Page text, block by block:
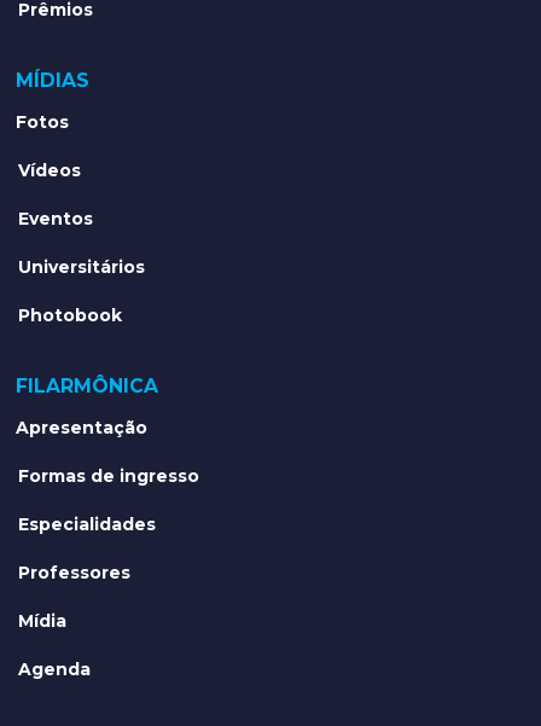
Prêmios
MÍDIAS
Fotos
Vídeos
Eventos
Universitários
Photobook
FILARMÔNICA
Apresentação
Formas de ingresso
Especialidades
Professores
Mídia
Agenda